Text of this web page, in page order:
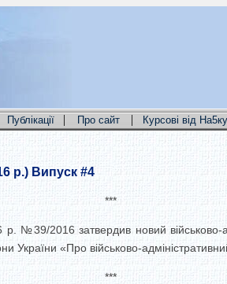
Публікації | Про сайт | Курсові від На5ку
р.) Випуск #4
***
№39/2016 затвердив новий військово-
«Про військово-
***